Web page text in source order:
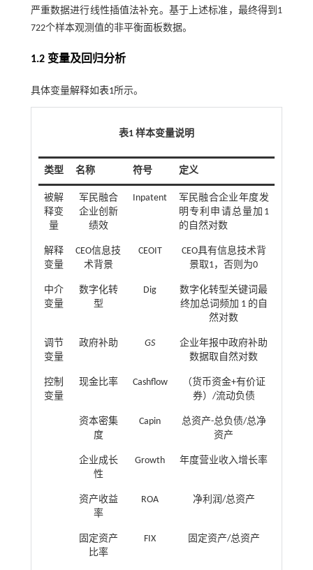
严重数据进行线性插值法补充。基于上述标准，最终得到1
722个样本观测值的非平衡面板数据。
1.2 变量及回归分析
具体变量解释如表1所示。
表1 样本变量说明
类型 名称 符号 定义
被解
释变
量
军民融合
企业创新
绩效
Inpatent
军民融合企业年度发
明专利申请总量加1
的自然对数
解释
变量
CEO信息技
术背景
CEOIT
CEO具有信息技术背
景取1，否则为0
中介
变量
数字化转
型
Dig
数字化转型关键词最
终加总词频加 1 的自
然对数
调节
变量
政府补助 GS
企业年报中政府补助
数据取自然对数
控制
变量
现金比率 Cashflow
（货币资金+有价证
券）/流动负债
资本密集
度
Capin
总资产-总负债/总净
资产
企业成长
性
Growth 年度营业收入增长率
资产收益
率
ROA 净利润/总资产
固定资产
比率
FIX 固定资产/总资产